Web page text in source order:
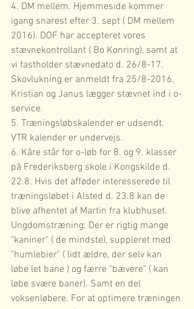
4. DM mellem. Hjemmeside kommer
igang snarest efter 3. sept ( DM mellem
2016). DOF har accepteret vores
stævnekontrollant ( Bo Konring), samt at
vi fastholder stævnedato d. 26/8-17.
Skovlukning er anmeldt fra 25/8-2016.
Kristian og Janus lægger stævnet ind i o-
service.
5. Træningsløbskalender er udsendt.
VTR kalender er undervejs.
6. Kåre står for o-løb for 8. og 9. klasser
på Frederiksberg skole i Kongskilde d.
22.8. Hvis det afføder interesserede til
træningsløbet i Alsted d. 23.8 kan de
blive afhentet af Martin fra klubhuset.
Ungdomstræning: Der er rigtig mange
"kaniner" ( de mindste), suppleret med
"humlebier" ( lidt ældre, der selv kan
løbe let bane ) og færre "bævere" ( kan
løbe svære baner). Samt en del
voksenløbere. For at optimere træningen